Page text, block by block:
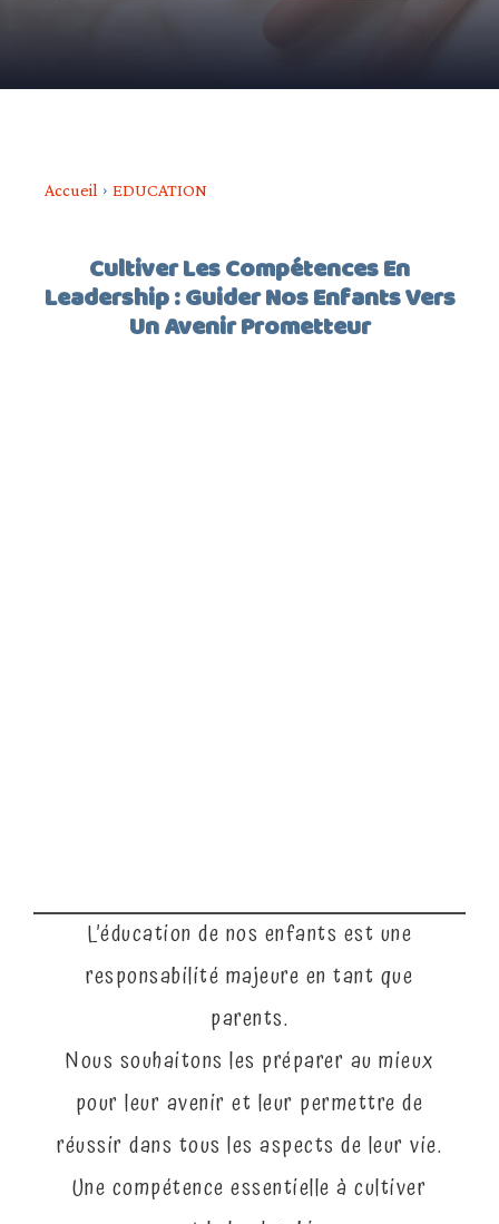
Accueil EDUCATION
Cultiver Les Compétences En
Leadership : Guider Nos Enfants Vers
Un Avenir Prometteur
L’éducation de nos enfants est une
responsabilité majeure en tant que
parents.
Nous souhaitons les préparer au mieux
pour leur avenir et leur permettre de
réussir dans tous les aspects de leur vie.
Une compétence essentielle à cultiver